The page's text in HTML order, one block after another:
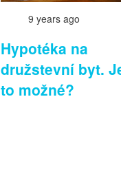
9 years ago
Hypotéka na
družstevní byt.
to možné?